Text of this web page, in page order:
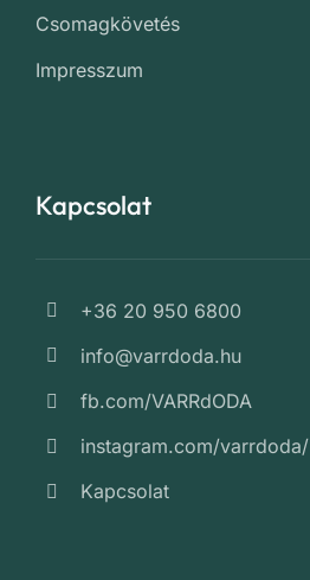
Csomagkövetés
Impresszum
Kapcsolat
+36 20 950 6800
info@varrdoda.hu
fb.com/VARRdODA
instagram.com/varrdoda/
Kapcsolat